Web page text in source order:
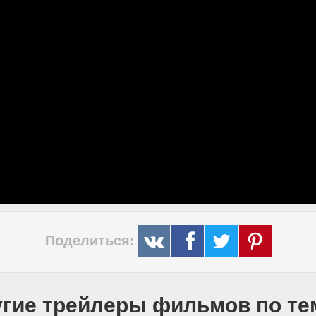
Поделиться:
трейлеры фильмов по